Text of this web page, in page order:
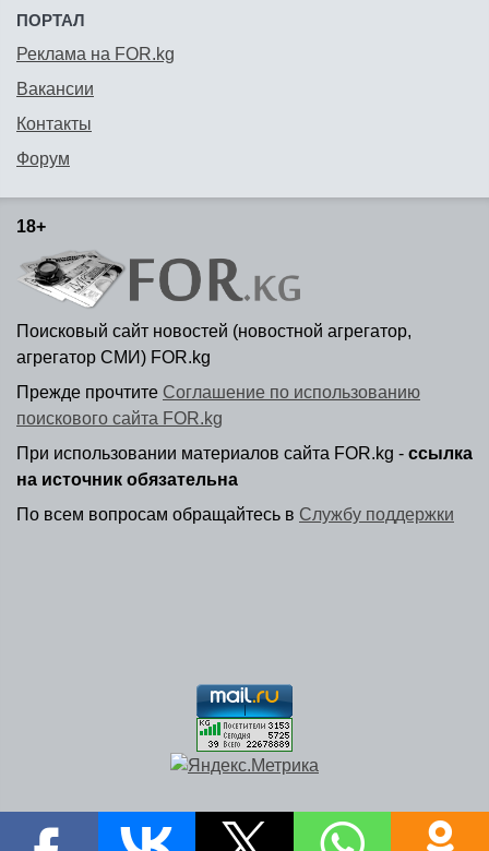
ПОРТАЛ
Реклама на FOR.kg
Вакансии
Контакты
Форум
18+
Поисковый сайт новостей (новостной агрегатор,
агрегатор СМИ) FOR.kg
Прежде прочтите Соглашение по использованию
поискового сайта FOR.kg
При использовании материалов сайта FOR.kg - ссылка
на источник обязательна
По всем вопросам обращайтесь в Службу поддержки